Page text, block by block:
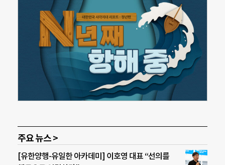
주요 뉴스 >
[유한양행-유일한 아카데미] 이호영 대표 “선의를